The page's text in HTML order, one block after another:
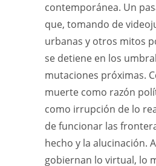
contemporánea. Un
que, tomando de
urbanas y otros mitos
se detiene en los
mutaciones próximas.
muerte como razón
como irrupción de lo
de funcionar las
hecho y la alucinación.
gobiernan lo virtual, lo